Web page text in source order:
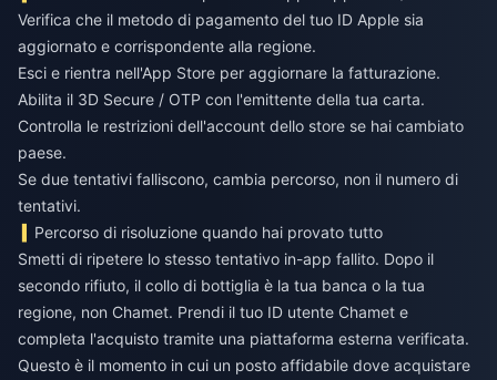
Verifica che il metodo di pagamento del tuo ID Apple sia
aggiornato e corrispondente alla regione.
Esci e rientra nell'App Store per aggiornare la fatturazione.
Abilita il 3D Secure / OTP con l'emittente della tua carta.
Controlla le restrizioni dell'account dello store se hai cambiato
paese.
Se due tentativi falliscono, cambia percorso, non il numero di
tentativi.
Percorso di risoluzione quando hai provato tutto
Smetti di ripetere lo stesso tentativo in-app fallito. Dopo il
secondo rifiuto, il collo di bottiglia è la tua banca o la tua
regione, non Chamet. Prendi il tuo ID utente Chamet e
completa l'acquisto tramite una piattaforma esterna verificata.
Questo è il momento in cui un posto affidabile dove acquistare